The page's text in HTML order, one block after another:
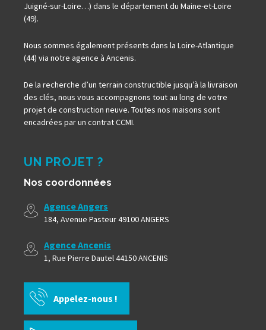
Juigné-sur-Loire…) dans le département du Maine-et-Loire
(49).
Nous sommes également présents dans la Loire-Atlantique
(44) via notre agence à Ancenis.
De la recherche d’un terrain constructible jusqu’à la livraison
des clés, nous vous accompagnons tout au long de votre
projet de construction neuve. Toutes nos maisons sont
encadrées par un contrat CCMI.
UN PROJET ?
Nos coordonnées
Agence Angers
184, Avenue Pasteur 49100 ANGERS
Agence Ancenis
1, Rue Pierre Dautel 44150 ANCENIS
Appelez-nous !